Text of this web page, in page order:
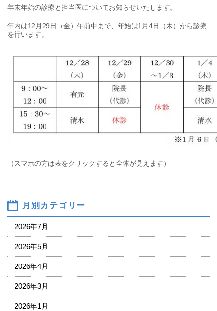
年末年始の診療と担当医についてお知らせいたします。
年内は12月29日（金）午前中まで、年始は1月4日（木）から診療
を行います。
（スマホの方は表をクリックすると全体が見えます）
月別カテゴリー
2026年7月
2026年5月
2026年4月
2026年3月
2026年1月